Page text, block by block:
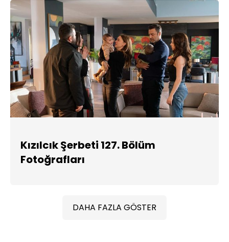
Kızılcık Şerbeti 127. Bölüm
Fotoğrafları
DAHA FAZLA GÖSTER